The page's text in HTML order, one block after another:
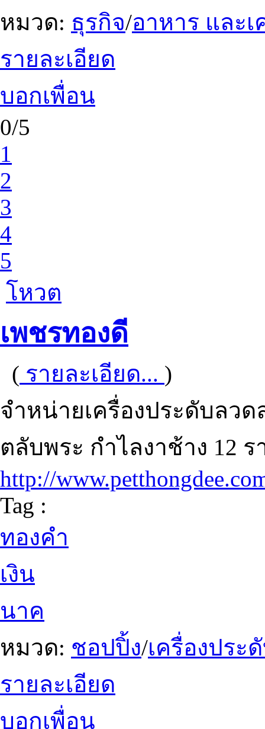
หมวด: ธุรกิจ/อาหาร และเ
รายละเอียด
บอกเพื่อน
0/5
1
2
3
4
5
โหวต
เพชรทองดี
( รายละเอียด... )
จำหน่ายเครื่องประดับลว
ตลับพระ กำไลงาช้าง 12
http://
Tag :
ทองคำ
เงิน
นาค
หมวด: ชอปปิ้ง/เครื่องปร
รายละเอียด
บอกเพื่อน